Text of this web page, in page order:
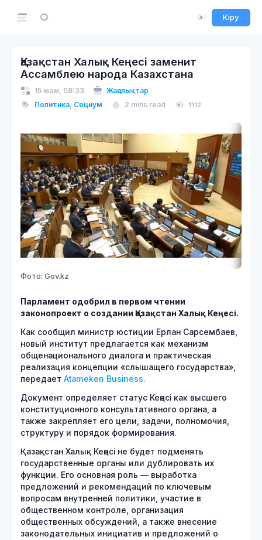
Кіру
Қазақстан Халық Кеңесі заменит
Ассамблею народа Казахстана
15 мам, 08:33
Жаңалықтар
Политика, Социум 2 mins read 1112
Фото: Gov.kz
Парламент одобрил в первом чтении
законопроект о создании Қазақстан Халық Кеңесі.
Как сообщил министр юстиции Ерлан Сарсембаев,
новый институт предлагается как механизм
общенационального диалога и практическая
реализация концепции «слышащего государства»,
передает Atameken Business.
Документ определяет статус Кеңесі как высшего
конституционного консультативного органа, а
также закрепляет его цели, задачи, полномочия,
структуру и порядок формирования.
Қазақстан Халық Кеңесі не будет подменять
государственные органы или дублировать их
функции. Его основная роль — выработка
предложений и рекомендаций по ключевым
вопросам внутренней политики, участие в
общественном контроле, организация
общественных обсуждений, а также внесение
законодательных инициатив и предложений о